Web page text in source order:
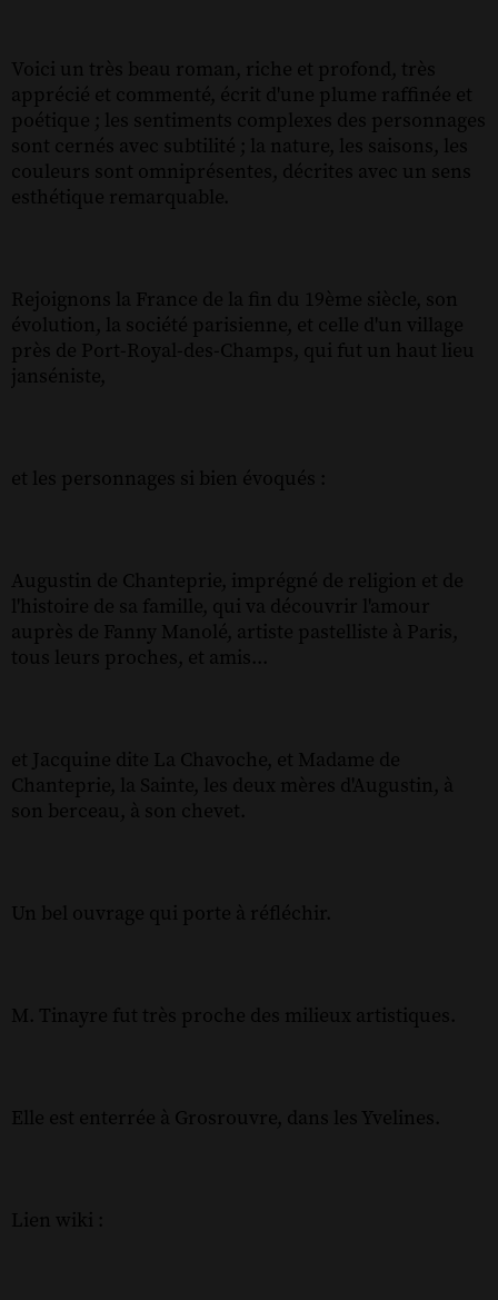
Voici un très beau roman, riche et profond, très
apprécié et commenté, écrit d'une plume raffinée et
poétique ; les sentiments complexes des personnages
sont cernés avec subtilité ; la nature, les saisons, les
couleurs sont omniprésentes, décrites avec un sens
esthétique remarquable.
Rejoignons la France de la fin du 19ème siècle, son
évolution, la société parisienne, et celle d'un village
près de Port-Royal-des-Champs, qui fut un haut lieu
janséniste,
et les personnages si bien évoqués :
Augustin de Chanteprie, imprégné de religion et de
l'histoire de sa famille, qui va découvrir l'amour
auprès de Fanny Manolé, artiste pastelliste à Paris,
tous leurs proches, et amis...
et Jacquine dite La Chavoche, et Madame de
Chanteprie, la Sainte, les deux mères d'Augustin, à
son berceau, à son chevet.
Un bel ouvrage qui porte à réfléchir.
M. Tinayre fut très proche des milieux artistiques.
Elle est enterrée à Grosrouvre, dans les Yvelines.
Lien wiki :